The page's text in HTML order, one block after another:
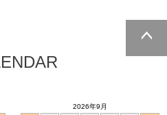
2026年9月